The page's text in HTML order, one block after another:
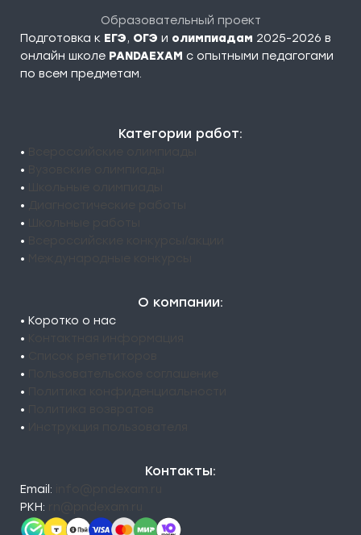
Образовательный проект
Подготовка к ЕГЭ, ОГЭ и олимпиадам 2025-2026 в
онлайн школе PANDAEXAM c опытными педагогами
по всем предметам.
Категории работ:
•
•
•
•
•
•
•
О компании:
• Коротко о нас
•
•
•
•
•
•
Контакты:
Email:
РКН: